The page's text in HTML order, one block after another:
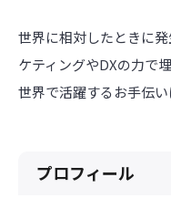
世界に相対したときに
ケティングやDXの力で
世界で活躍するお手伝
プロフィール